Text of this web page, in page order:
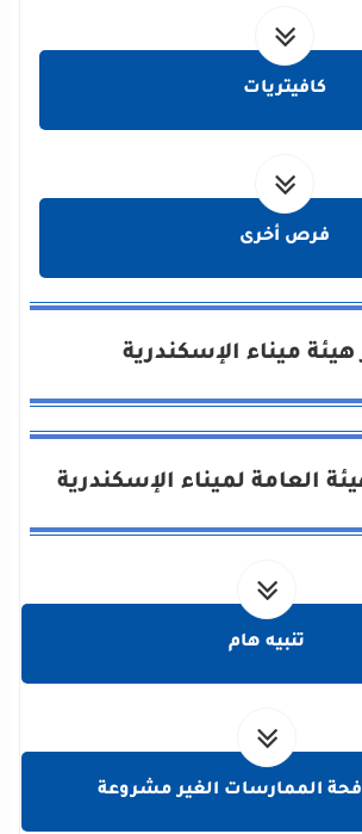
كافيتريات
فرص أخرى
هيئة ميناء الإسكندرية
العامة لميناء الإسكندرية
تنبيه هام
الممارسات الغير مشروعة